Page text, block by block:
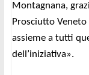
Montagnana,
Prosciutto Veneto
assieme a tutti
dell’iniziativa».